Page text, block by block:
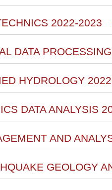
2022-2023
DATA
HYDROLOGY
DATA ANALYSIS
AND
GEOLOGY